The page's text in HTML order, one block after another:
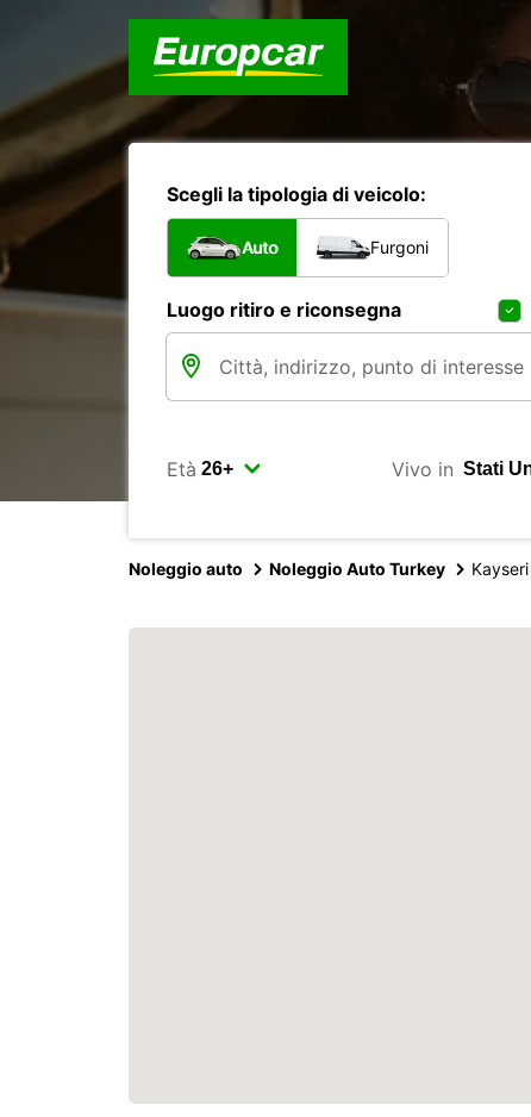
Scegli la tipologia di veicolo:
Auto Furgoni
Luogo ritiro e riconsegna
Età Vivo in
Noleggio auto Noleggio Auto Turkey Kayseri